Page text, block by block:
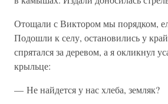
Отощали с Виктором мы порядком,
Подошли к селу, остановились у
спрятался за деревом, а я окликнул
крыльце:
— Не найдется у нас хлеба, земляк?